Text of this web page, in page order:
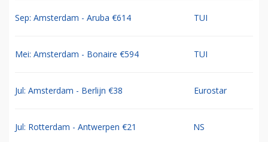
Sep: Amsterdam - Aruba €614 TUI
Mei: Amsterdam - Bonaire €594 TUI
Jul: Amsterdam - Berlijn €38 Eurostar
Jul: Rotterdam - Antwerpen €21 NS